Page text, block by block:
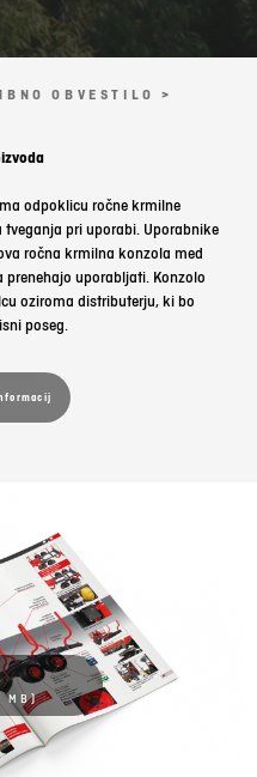
OBVESTILO >
odpoklicu ročne krmilne
pri uporabi. Uporabnike
ročna krmilna konzola med
uporabljati. Konzolo
oziroma distributerju, ki bo
poseg.
MB)